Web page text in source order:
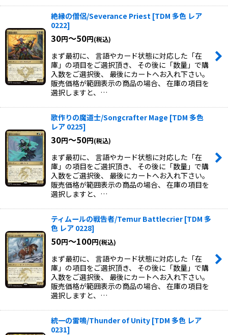
絶縁の僧侶/Severance Priest [TDM 多色 レア
0222]
30円～50円(税込)
まず最初に、 言語やカード状態に対応した「在
庫」の項目をご選択頂き、 その後に「数量」で購
入数をご選択後、 最後にカートへお入れ下さい。
販売価格が範囲表示の商品の場合、 在庫の項目を
選択しますと、…
歌作りの魔道士/Songcrafter Mage [TDM 多色
レア 0225]
30円～50円(税込)
まず最初に、 言語やカード状態に対応した「在
庫」の項目をご選択頂き、 その後に「数量」で購
入数をご選択後、 最後にカートへお入れ下さい。
販売価格が範囲表示の商品の場合、 在庫の項目を
選択しますと、…
ティムールの戦告者/Temur Battlecrier [TDM 多
色 レア 0228]
50円～100円(税込)
まず最初に、 言語やカード状態に対応した「在
庫」の項目をご選択頂き、 その後に「数量」で購
入数をご選択後、 最後にカートへお入れ下さい。
販売価格が範囲表示の商品の場合、 在庫の項目を
選択しますと、…
統一の雷鳴/Thunder of Unity [TDM 多色 レア
0231]